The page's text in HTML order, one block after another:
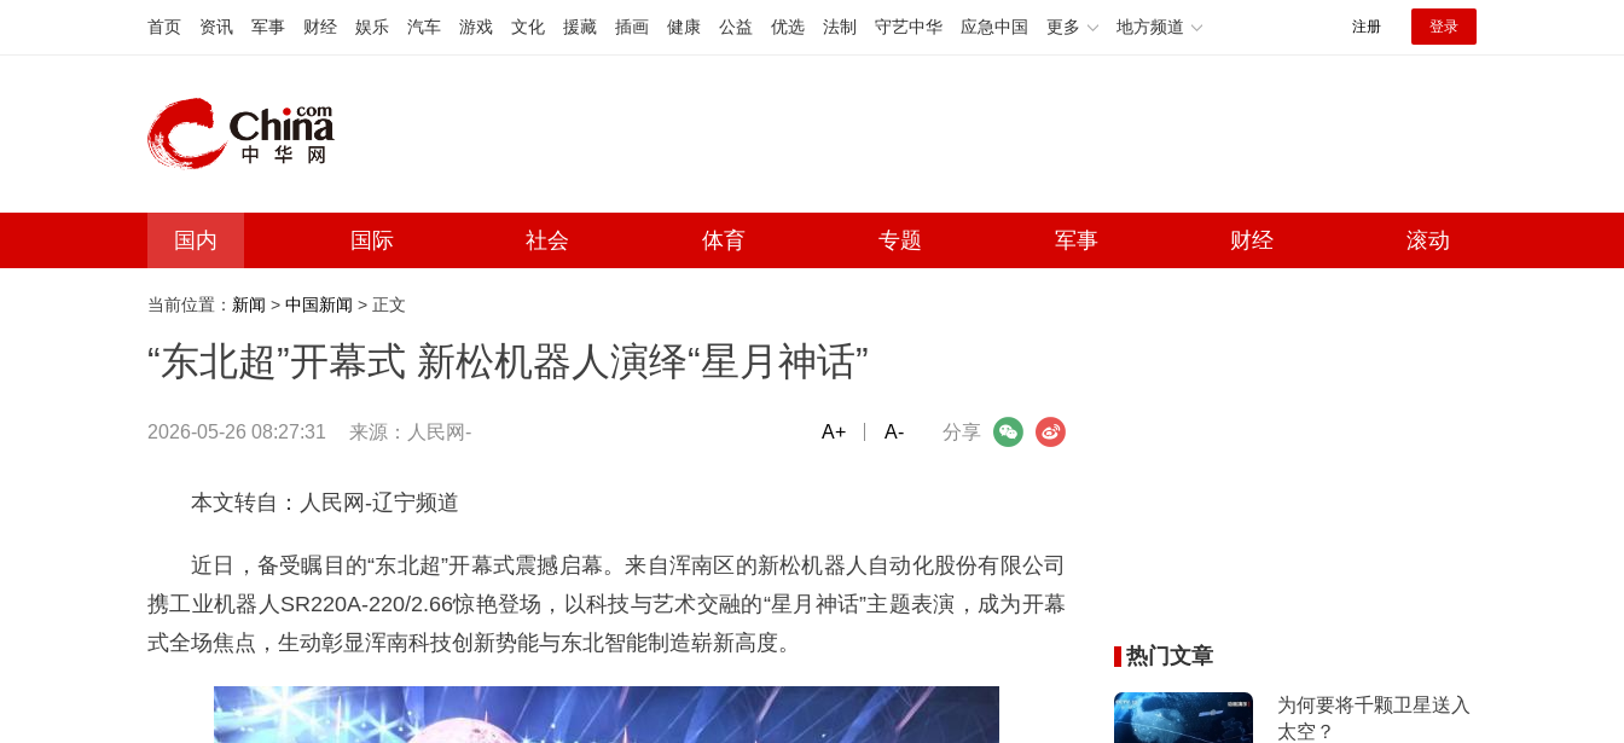
首页 资讯 军事 财经 娱乐 汽车 游戏 文化 援藏 插画 健康 公益 优选 法制 守艺中华 应急中国 更多 地方频道 注册 登录
国内 国际 社会 体育 专题 军事 财经 滚动
当前位置： 新闻 > 中国新闻 > 正文
“东北超”开幕式 新松机器人演绎“星月神话”
2026-05-26 08:27:31 来源：人民网- 分享
微信 微博
A+ A-
本文转自：人民网-辽宁频道
近日，备受瞩目的“东北超”开幕式震撼启幕。来自浑南区的新松机器人自动化股份有限公司
携工业机器人SR220A-220/2.66惊艳登场，以科技与艺术交融的“星月神话”主题表演，成为开幕
式全场焦点，生动彰显浑南科技创新势能与东北智能制造崭新高度。
热门文章
为何要将千颗卫星送入
太空？